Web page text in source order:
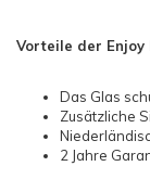
Vorteile der Enjoy
Das Glas
Zusätzliche
2 Jahre